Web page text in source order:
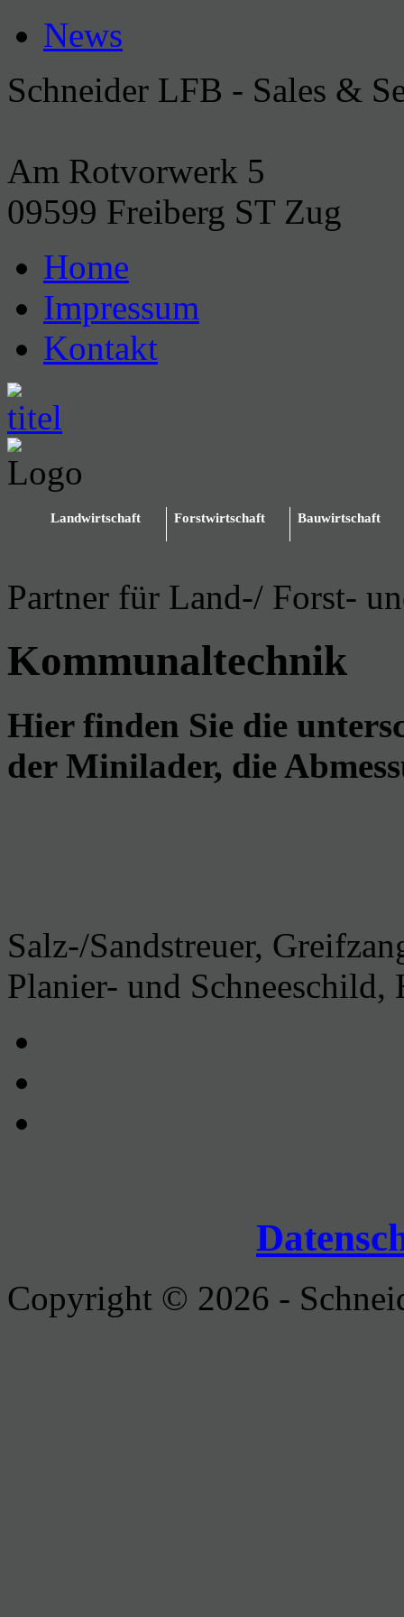
News
Schneider LFB - Sales &
Am Rotvorwerk 5
09599 Freiberg ST Zug
Home
Impressum
Kontakt
Landwirtschaft Forstwirtschaft Bauwirtschaft
Partner für Land-/ Forst-
Kommunaltechnik
Hier finden Sie die
der Minilader, die
Salz-/Sandstreuer,
Planier- und Schneeschild,
Copyright © 2026 -